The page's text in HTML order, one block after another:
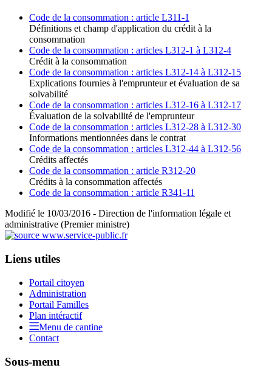
Code de la consommation : article L311-1
Définitions et champ d'application du crédit à la
consommation
Code de la consommation : articles L312-1 à L312-4
Crédit à la consommation
Code de la consommation : articles L312-14 à L312-15
Explications fournies à l'emprunteur et évaluation de sa
solvabilité
Code de la consommation : articles L312-16 à L312-17
Évaluation de la solvabilité de l'emprunteur
Code de la consommation : articles L312-28 à L312-30
Informations mentionnées dans le contrat
Code de la consommation : articles L312-44 à L312-56
Crédits affectés
Code de la consommation : article R312-20
Crédits à la consommation affectés
Code de la consommation : article R341-11
Modifié le 10/03/2016 - Direction de l'information légale et
administrative (Premier ministre)
Liens utiles
Portail citoyen
Administration
Portail Familles
Plan intéractif
Menu de cantine
Contact
Sous-menu